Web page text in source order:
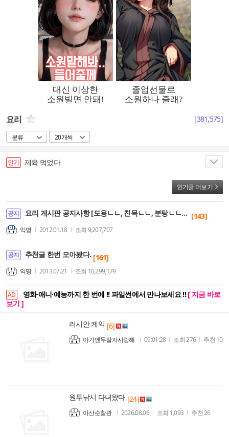
요리 [381,575]
분류 20개씩
인기 제육 먹었다
인기글 더보기
공지 요리 게시판 공지사항 [도용ㄴㄴ, 친목ㄴㄴ, 분탕ㄴㄴ, 자짤ㄴㄴ] [143]
익명 2012.01.18 조회 9,207,707
공지 추천글 한번 모아봤다. [161]
익명 2013.07.21 조회 10,299,179
AD 영화·애니·예능까지 한 번에 !! 파일썬에서 만나보세요 !! [ 지금 바로
보기 ]
러시안 케익 [6]
아기엔두잘자사랑해 09:01:28 조회276 추천 10
원투낚시 다녀왔다 [24]
아산순찰관 2026.08.06 조회 1,093 추천26